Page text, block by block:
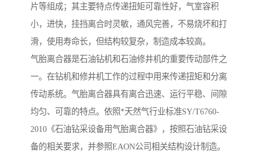
片等组成；其主要特点传递扭矩可靠性好，气室容积
小，进快，挂挡离合时灵敏，通风完善，不易烧坏和打
滑，使用寿命长，但结构较复杂，制造成本较高。
气胎离合器是石油钻机和石油修井机的重要传动部件之
一。在钻机和修井机工作的过程中用来传递扭矩和分离
传动系统。气胎离合器具有离合迅速、运行平稳、间隙
均匀、可靠的特点。依照*天然气行业标准SY/T6760-
2010《石油钻采设备用气胎离合器》，按照石油钻采设
备的相关要求，并参照EAON公司相关结构设计制造。